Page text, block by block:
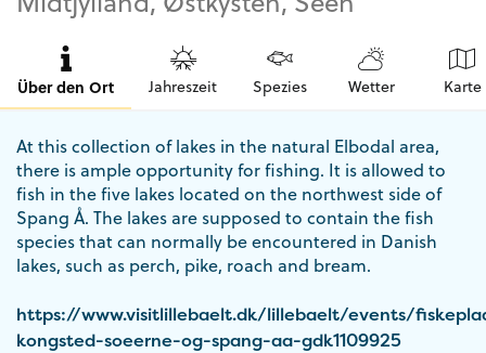
Über den Ort Jahreszeit Spezies Wetter Karte
At this collection of lakes in the natural Elbodal area,
there is ample opportunity for fishing. It is allowed to
fish in the five lakes located on the northwest side of
Spang Å. The lakes are supposed to contain the fish
species that can normally be encountered in Danish
lakes, such as perch, pike, roach and bream.
https://www.visitlillebaelt.dk/lillebaelt/events/
kongsted-soeerne-og-spang-aa-gdk1109925